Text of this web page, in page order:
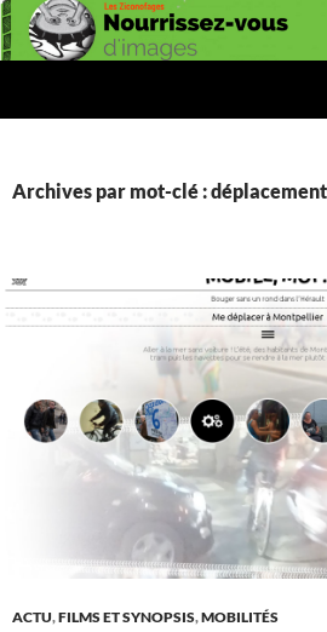
Aller
au
Archives par mot-clé :
ACTU,FILMS ET SYNOPSIS,MOBILITÉS